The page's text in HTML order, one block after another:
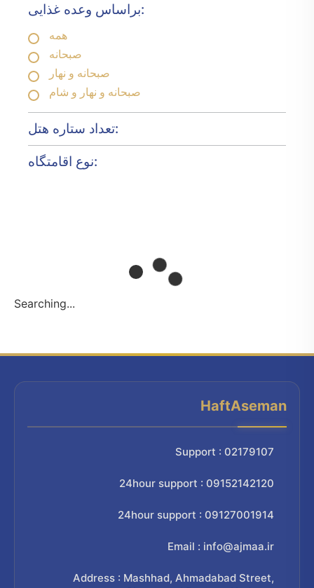
براساس وعده غذایی:
همه
صبحانه
صبحانه و نهار
صبحانه و نهار و شام
تعداد ستاره هتل:
نوع اقامتگاه:
Searching...
HaftAseman
Support : 02179107
24hour support : 09152142120
24hour support : 09127001914
Email : info@ajmaa.ir
Address : Mashhad, Ahmadabad Street,